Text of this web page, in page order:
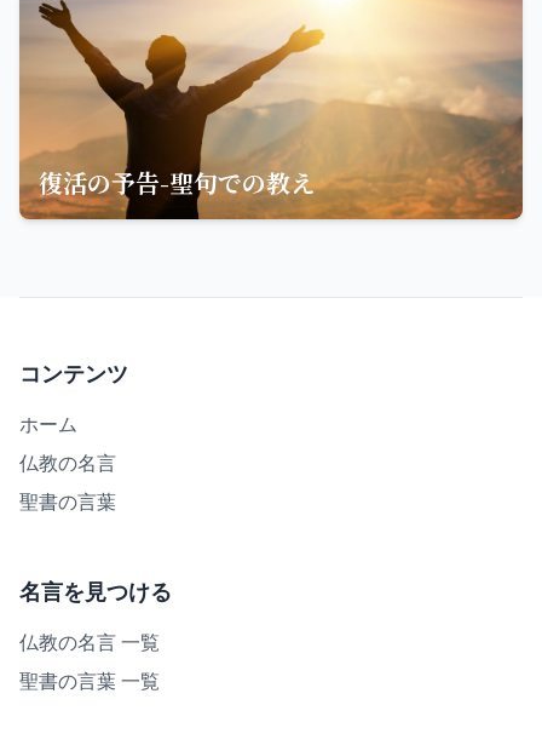
復活の予告-聖句での教え
コンテンツ
ホーム
仏教の名言
聖書の言葉
名言を見つける
仏教の名言 一覧
聖書の言葉 一覧